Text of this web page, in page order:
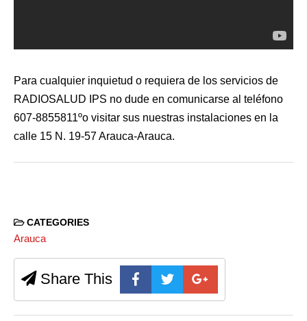
Para cualquier inquietud o requiera de los servicios de
RADIOSALUD IPS no dude en comunicarse al teléfono
607-8855811ºo visitar sus nuestras instalaciones en la
calle 15 N. 19-57 Arauca-Arauca.
CATEGORIES
Arauca
Share This